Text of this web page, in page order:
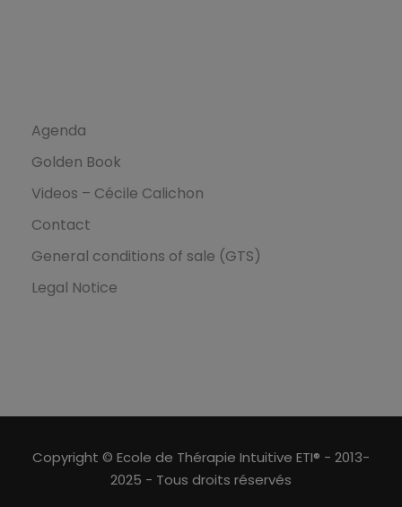
Agenda
Golden Book
Videos – Cécile Calichon
Contact
General conditions of sale (GTS)
Legal Notice
Copyright © Ecole de Thérapie Intuitive ETI® - 2013-
2025 - Tous droits réservés